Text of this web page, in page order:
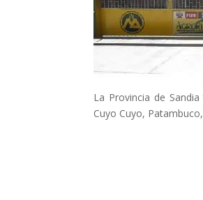
La Provincia de
Cuyo Cuyo,